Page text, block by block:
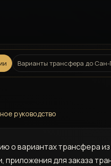
Варианты трансфера до
руководство
вариантах трансфера из
для заказа